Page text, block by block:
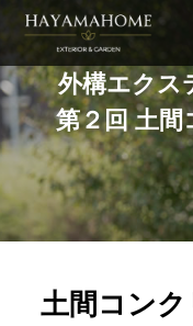
外構エクス
第２回 土間
土間コン